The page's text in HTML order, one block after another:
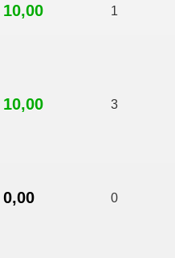
10,00 1
10,00 3
0,00 0